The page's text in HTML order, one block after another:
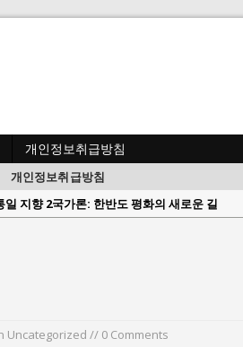
개인정보취급방침
개인정보취급방침
산건설 박재윤 강제추행 사건, 무엇이 문제인가?
월 1일 의장 선출은 ‘위법’이다”
Uncategorized // 0 Comments